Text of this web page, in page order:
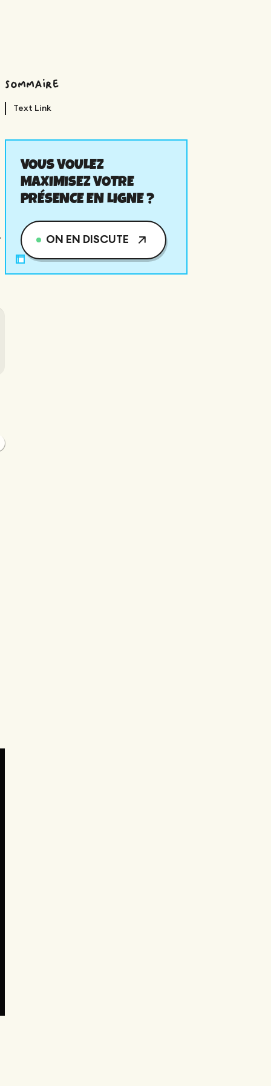
sur Webflow
Sommaire
Text Link
VOUS VOULEZ
MAXIMISEZ VOTRE
PRÉSENCE EN LIGNE ?
ON EN DISCUTE